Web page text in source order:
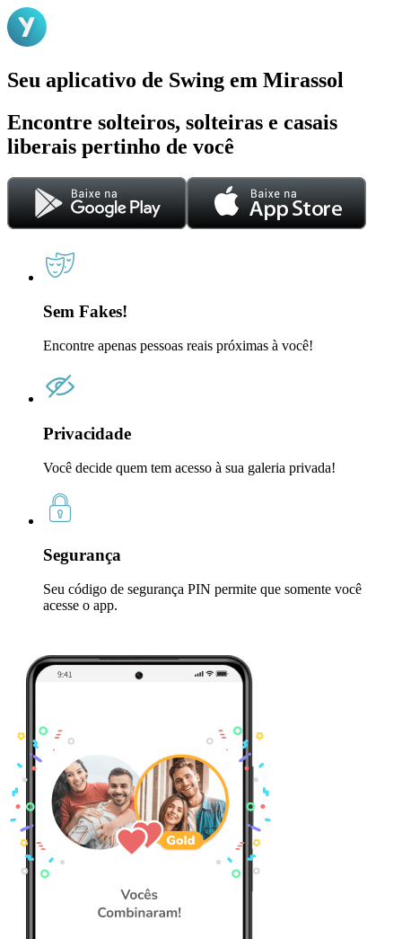
Seu aplicativo de Swing em Mirassol
Encontre solteiros, solteiras e casais
liberais pertinho de você
Sem Fakes!
Encontre apenas pessoas reais próximas à você!
Privacidade
Você decide quem tem acesso à sua galeria privada!
Segurança
Seu código de segurança PIN permite que somente você
acesse o app.